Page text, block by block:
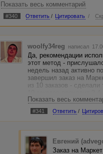
крайний случай - с
большую часть новичков, по-
количество пользователей с
обучать, а кто-то выполнит
Со своей стороны мы работаем
работы часть все же лежит на
пошагово, ошибок будет
чем сказал выше.
Показать весь комментарий
#340 Ответить / Цитировать /
woolfy34reg написал
Да, рекомендации
этот метод -
недель назад активно
завершил заказ на
из 10 заказов -
часто не могут
Хорошо, включал отбор
самый.
Некоторые пишут в
совести заплатить,
попрошайки, просто
Показать весь
#341 Ответить /
Евгений
Заказ на